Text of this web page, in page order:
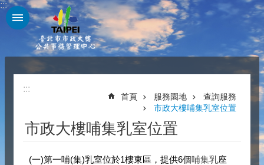
跳到主要內容區塊
:::
:::
首頁 服務園地
查詢服務
市政大樓哺集乳室位置
市政大樓哺集乳室位置
(一)第一哺(集)乳室位於1樓東區，提供6個哺集乳座